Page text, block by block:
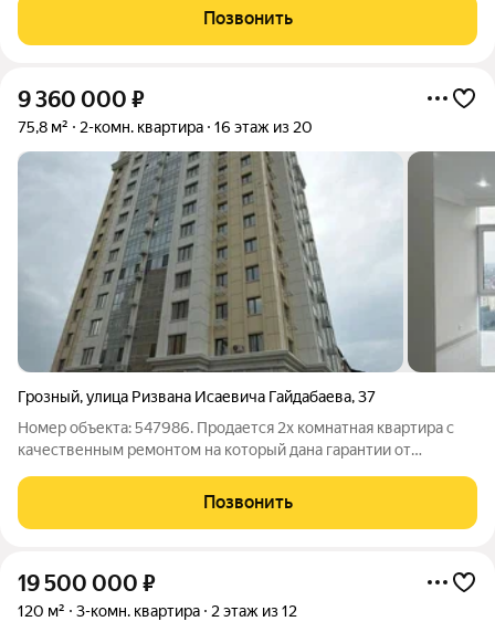
семей!!! ХАРАКТЕРИСТИКИ: Площадь- 81,8 м2 Этаж - 3 из 7
Комнат- 3 Площадь кухни-20 м2
Позвонить
9 360 000 ₽
75,8 м² 2-комн. квартира 16 этаж из 20
Грозный,улица Ризвана Исаевича Гайдабаева,37
Номер объекта: 547986. Продается 2х комнатная квартира с
качественным ремонтом на который дана гарантии от
развитой инфраструктурой. Современный дизайн дома и
двора, который не оставит никого
Позвонить
19 500 000 ₽
120 м² 3-комн. квартира 2 этаж из 12